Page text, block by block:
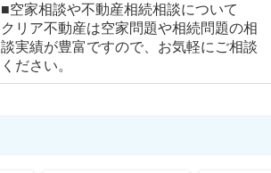
■空家相談や不動産相続相談について
クリア不動産は空家問題や相続問題の相
談実績が豊富ですので、お気軽にご相談
ください。